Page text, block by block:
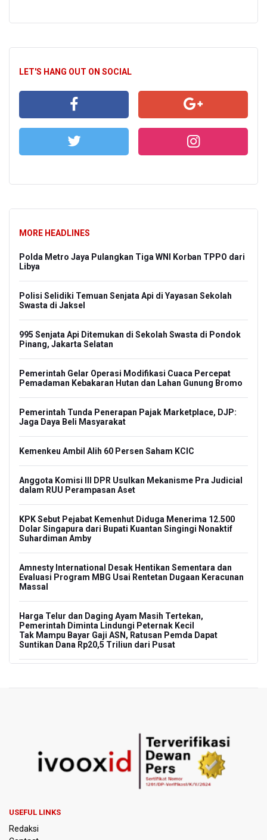
LET'S HANG OUT ON SOCIAL
MORE HEADLINES
Polda Metro Jaya Pulangkan Tiga WNI Korban TPPO dari
Libya
Polisi Selidiki Temuan Senjata Api di Yayasan Sekolah
Swasta di Jaksel
995 Senjata Api Ditemukan di Sekolah Swasta di Pondok
Pinang, Jakarta Selatan
Pemerintah Gelar Operasi Modifikasi Cuaca Percepat
Pemadaman Kebakaran Hutan dan Lahan Gunung Bromo
Pemerintah Tunda Penerapan Pajak Marketplace, DJP:
Jaga Daya Beli Masyarakat
Kemenkeu Ambil Alih 60 Persen Saham KCIC
Anggota Komisi III DPR Usulkan Mekanisme Pra Judicial
dalam RUU Perampasan Aset
KPK Sebut Pejabat Kemenhut Diduga Menerima 12.500
Dolar Singapura dari Bupati Kuantan Singingi Nonaktif
Suhardiman Amby
Amnesty International Desak Hentikan Sementara dan
Evaluasi Program MBG Usai Rentetan Dugaan Keracunan
Massal
Harga Telur dan Daging Ayam Masih Tertekan,
Pemerintah Diminta Lindungi Peternak Kecil
Tak Mampu Bayar Gaji ASN, Ratusan Pemda Dapat
Suntikan Dana Rp20,5 Triliun dari Pusat
OJK Wajibkan Pindar Serahkan Data Transaksi
Garuda Pertiwi dan Putri Nusantara akan Bela Indonesia
Aldila dan Janice Berlaga di Sektor Ganda WTA 1000
USEFUL LINKS
Redaksi